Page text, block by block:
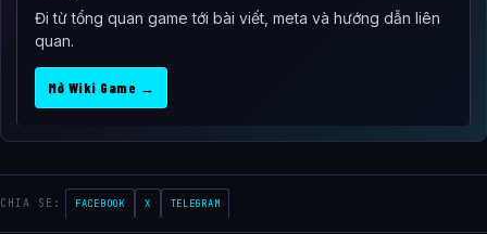
Đi từ tổng quan game tới bài viết, meta và hướng dẫn liên
quan.
Mở Wiki Game →
CHIA SE: FACEBOOK X TELEGRAM